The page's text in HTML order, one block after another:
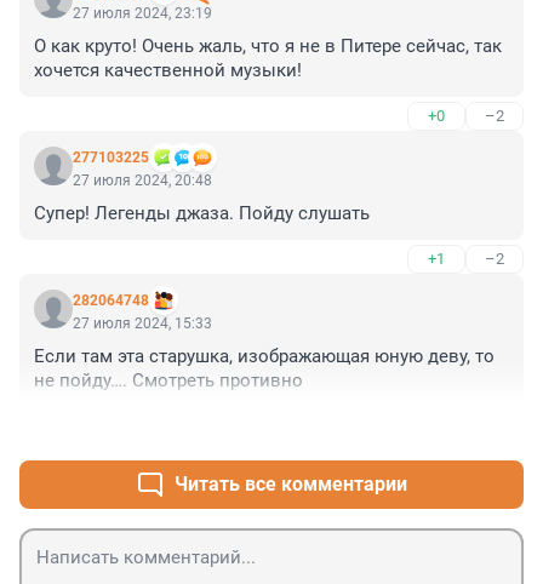
27 июля 2024, 23:19
О как круто! Очень жаль, что я не в Питере сейчас, так
хочется качественной музыки!
+0 –2
277103225
27 июля 2024, 20:48
Супер! Легенды джаза. Пойду слушать
+1 –2
282064748
27 июля 2024, 15:33
Если там эта старушка, изображающая юную деву, то
не пойду…. Смотреть противно
Читать все комментарии